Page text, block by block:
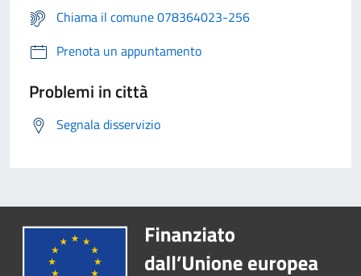
Chiama il comune 078364023-256
Prenota un appuntamento
Problemi in città
Segnala disservizio